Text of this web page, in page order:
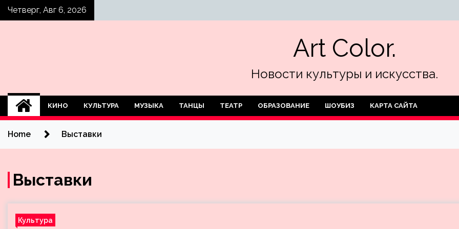
SkipЧетверг, Авг 6, 2026
Art Color.
Новости культуры и искусства.
КИНО КУЛЬТУРА МУЗЫКА ТАНЦЫ ТЕАТР ОБРАЗОВАНИЕ ШОУБИЗ КАРТА САЙТА
Home Выставки
Выставки
Культура